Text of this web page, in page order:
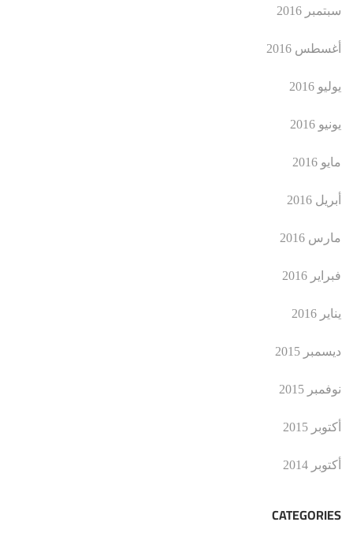
سبتمبر 2016
أغسطس 2016
يوليو 2016
يونيو 2016
مايو 2016
أبريل 2016
مارس 2016
فبراير 2016
يناير 2016
ديسمبر 2015
نوفمبر 2015
أكتوبر 2015
أكتوبر 2014
CATEGORIES